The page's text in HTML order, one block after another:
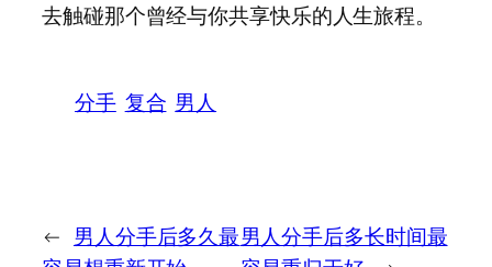
去触碰那个曾经与你共享快乐的人生旅程。
分手 复合 男人
← 男人分手后多久最男人分手后多长时间最